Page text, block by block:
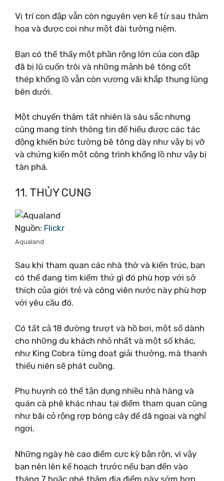
Vị trí con đập vẫn còn nguyên vẹn kể từ sau thảm
họa và được coi như một đài tưởng niệm.
Bạn có thể thấy một phần rộng lớn của con đập
đã bị lũ cuốn trôi và những mảnh bê tông cốt
thép khổng lồ vẫn còn vương vãi khắp thung lũng
bên dưới.
Một chuyến thăm tất nhiên là sâu sắc nhưng
cũng mang tính thông tin để hiểu được các tác
động khiến bức tường bê tông dày như vậy bị vỡ
và chứng kiến ​​một công trình khổng lồ như vậy bị
tàn phá.
11. THỦY CUNG
Nguồn: Flickr
Aqualand
Sau khi tham quan các nhà thờ và kiến ​​trúc, bạn
có thể đang tìm kiếm thứ gì đó phù hợp với sở
thích của giới trẻ và công viên nước này phù hợp
với yêu cầu đó.
Có tất cả 18 đường trượt và hồ bơi, một số dành
cho những du khách nhỏ nhất và một số khác,
như King Cobra từng đoạt giải thưởng, mà thanh
thiếu niên sẽ phát cuồng.
Phụ huynh có thể tận dụng nhiều nhà hàng và
quán cà phê khác nhau tại điểm tham quan cũng
như bãi cỏ rộng rợp bóng cây để dã ngoại và nghỉ
ngơi.
Những ngày hè cao điểm cực kỳ bận rộn, vì vậy
bạn nên lên kế hoạch trước nếu bạn đến vào
tháng 7 hoặc ghé thăm địa điểm này sớm hơn